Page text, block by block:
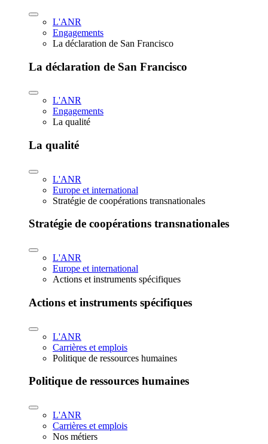
L'ANR
Engagements
La déclaration de San Francisco
La déclaration de San Francisco
L'ANR
Engagements
La qualité
La qualité
L'ANR
Europe et international
Stratégie de coopérations transnationales
Stratégie de coopérations transnationales
L'ANR
Europe et international
Actions et instruments spécifiques
Actions et instruments spécifiques
L'ANR
Carrières et emplois
Politique de ressources humaines
Politique de ressources humaines
L'ANR
Carrières et emplois
Nos métiers